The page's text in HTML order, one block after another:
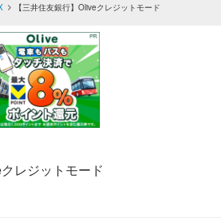
【三井住友銀行】Oliveクレジットモード
レジットモード